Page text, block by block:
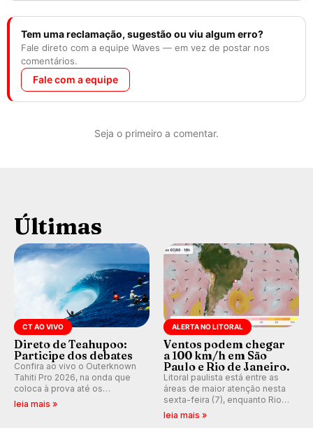
Tem uma reclamação, sugestão ou viu algum erro?
Fale direto com a equipe Waves — em vez de postar nos
comentários.
Fale com a equipe
Seja o primeiro a comentar.
Últimas
CT AO VIVO
Direto de Teahupoo:
Participe dos debates
Confira ao vivo o Outerknown
Tahiti Pro 2026, na onda que
coloca à prova até os
melhores surfistas do mundo.
E participe dos debates em
leia mais »
ALERTA NO LITORAL
Ventos podem chegar
a 100 km/h em São
Paulo e Rio de Janeiro.
Litoral paulista está entre as
áreas de maior atenção nesta
sexta-feira (7), enquanto Rio
de Janeiro também recebe
alerta para ventos fortes.
leia mais »